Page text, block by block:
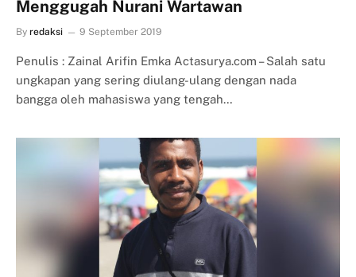
Menggugah Nurani Wartawan
By redaksi 9 September 2019
Penulis : Zainal Arifin Emka Actasurya.com – Salah satu
ungkapan yang sering diulang-ulang dengan nada
bangga oleh mahasiswa yang tengah…